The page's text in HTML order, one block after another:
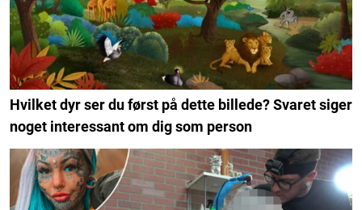
Hvilket dyr ser du først på dette billede? Svaret siger
noget interessant om dig som person